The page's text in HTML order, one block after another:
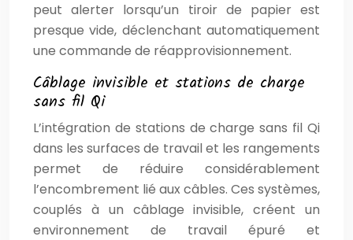
peut alerter lorsqu’un tiroir de papier est
presque vide, déclenchant automatiquement
une commande de réapprovisionnement.
Câblage invisible et stations de charge
sans fil Qi
L’intégration de stations de charge sans fil Qi
dans les surfaces de travail et les rangements
permet de réduire considérablement
l’encombrement lié aux câbles. Ces systèmes,
couplés à un câblage invisible, créent un
environnement de travail épuré et